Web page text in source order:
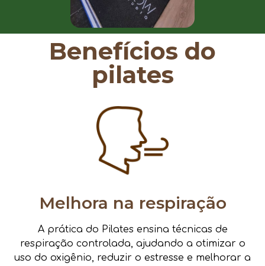
Benefícios do
pilates
Melhora na respiração
A prática do Pilates ensina técnicas de
respiração controlada, ajudando a otimizar o
uso do oxigênio, reduzir o estresse e melhorar a